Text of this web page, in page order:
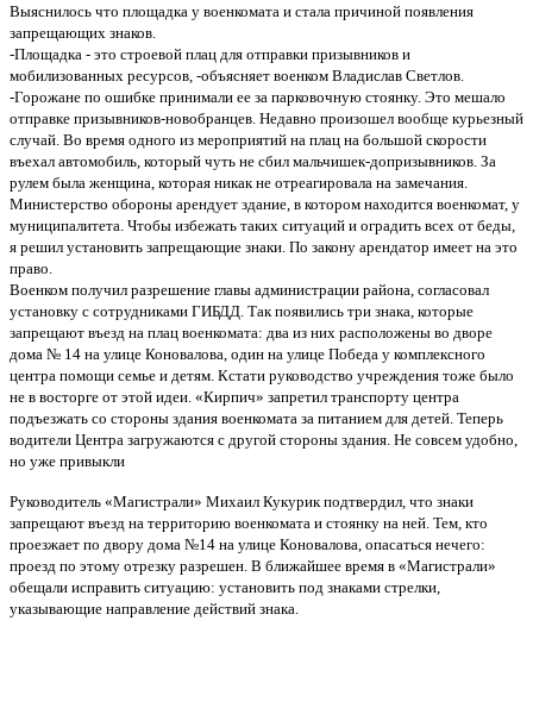
Выяснилось что площадка у военкомата и стала причиной появления
запрещающих знаков.
-Площадка - это строевой плац для отправки призывников и
мобилизованных ресурсов, -объясняет военком Владислав Светлов.
-Горожане по ошибке принимали ее за парковочную стоянку. Это мешало
отправке призывников-новобранцев. Недавно произошел вообще курьезный
случай. Во время одного из мероприятий на плац на большой скорости
въехал автомобиль, который чуть не сбил мальчишек-допризывников. За
рулем была женщина, которая никак не отреагировала на замечания.
Министерство обороны арендует здание, в котором находится военкомат, у
муниципалитета. Чтобы избежать таких ситуаций и оградить всех от беды,
я решил установить запрещающие знаки. По закону арендатор имеет на это
право.
Военком получил разрешение главы администрации района, согласовал
установку с сотрудниками ГИБДД. Так появились три знака, которые
запрещают въезд на плац военкомата: два из них расположены во дворе
дома № 14 на улице Коновалова, один на улице Победа у комплексного
центра помощи семье и детям. Кстати руководство учреждения тоже было
не в восторге от этой идеи. «Кирпич» запретил транспорту центра
подъезжать со стороны здания военкомата за питанием для детей. Теперь
водители Центра загружаются с другой стороны здания. Не совсем удобно,
но уже привыкли
Руководитель «Магистрали» Михаил Кукурик подтвердил, что знаки
запрещают въезд на территорию военкомата и стоянку на ней. Тем, кто
проезжает по двору дома №14 на улице Коновалова, опасаться нечего:
проезд по этому отрезку разрешен. В ближайшее время в «Магистрали»
обещали исправить ситуацию: установить под знаками стрелки,
указывающие направление действий знака.